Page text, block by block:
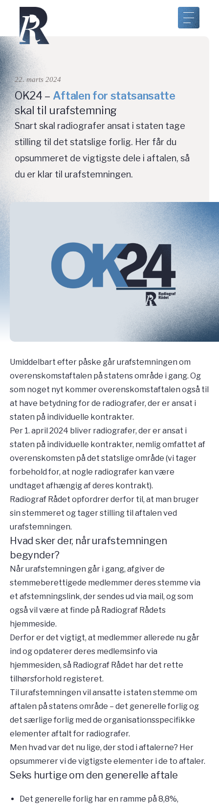
22. marts 2024
OK24 – Aftalen for statsansatte
skal til urafstemning
Snart skal radiografer ansat i staten tage
stilling til det statslige forlig. Her får du
opsummeret de vigtigste dele i aftalen, så
du er klar til urafstemningen.
Umiddelbart efter påske går urafstemningen om
overenskomstaftalen på statens område i gang. Og
som noget nyt kommer overenskomstaftalen også til
at have betydning for de radiografer, der er ansat i
staten på individuelle kontrakter.
Per 1. april 2024 bliver radiografer, der er ansat i
staten på individuelle kontrakter, nemlig omfattet af
overenskomsten på det statslige område (vi tager
forbehold for, at nogle radiografer kan være
undtaget afhængig af deres kontrakt).
Radiograf Rådet opfordrer derfor til, at man bruger
sin stemmeret og tager stilling til aftalen ved
urafstemningen.
Hvad sker der, når urafstemningen
begynder?
Når urafstemningen går i gang, afgiver de
stemmeberettigede medlemmer deres stemme via
et afstemningslink, der sendes ud via mail, og som
også vil være at finde på Radiograf Rådets
hjemmeside.
Derfor er det vigtigt, at medlemmer allerede nu går
ind og opdaterer deres medlemsinfo via
hjemmesiden, så Radiograf Rådet har det rette
tilhørsforhold registeret.
Til urafstemningen vil ansatte i staten stemme om
aftalen på statens område – det generelle forlig og
det særlige forlig med de organisationsspecifikke
elementer aftalt for radiografer.
Men hvad var det nu lige, der stod i aftalerne? Her
opsummerer vi de vigtigste elementer i de to aftaler.
Seks hurtige om den generelle aftale
Det generelle forlig har en ramme på 8,8%,